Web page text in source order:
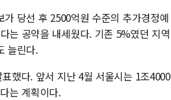
당선 후 2500억원 수준의 추가경정예
는 공약을 내세웠다. 기존 5%였던 지역
늘린다.
했다. 앞서 지난 4월 서울시는 1조4000
는 계획이다.